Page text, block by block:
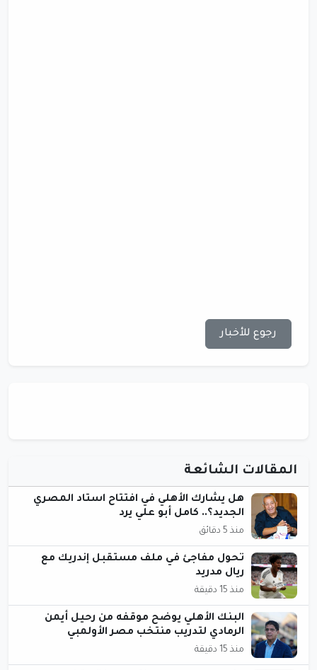
رجوع للأخبار
المقالات الشائعة
هل يشارك الأهلي في افتتاح استاد المصري
الجديد؟.. كامل أبو علي يرد
منذ 5 دقائق
تحول مفاجئ في ملف مستقبل إندريك مع
ريال مدريد
منذ 15 دقيقة
البنك الأهلي يوضح موقفه من رحيل أيمن
الرمادي لتدريب منتخب مصر الأولمبي
منذ 15 دقيقة